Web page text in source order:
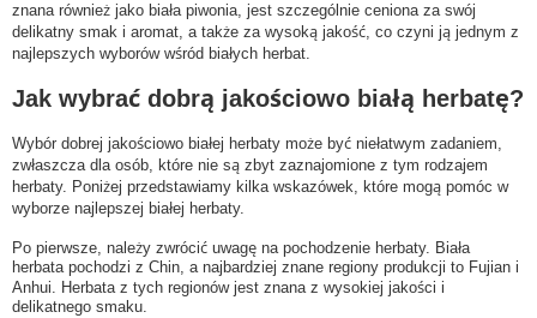
znana również jako biała piwonia, jest szczególnie ceniona za swój
delikatny smak i aromat, a także za wysoką jakość, co czyni ją jednym z
najlepszych wyborów wśród białych herbat.
Jak wybrać dobrą jakościowo białą herbatę?
Wybór dobrej jakościowo białej herbaty może być niełatwym zadaniem,
zwłaszcza dla osób, które nie są zbyt zaznajomione z tym rodzajem
herbaty. Poniżej przedstawiamy kilka wskazówek, które mogą pomóc w
wyborze najlepszej białej herbaty.
Po pierwsze, należy zwrócić uwagę na pochodzenie herbaty. Biała
herbata pochodzi z Chin, a najbardziej znane regiony produkcji to Fujian i
Anhui. Herbata z tych regionów jest znana z wysokiej jakości i
delikatnego smaku.